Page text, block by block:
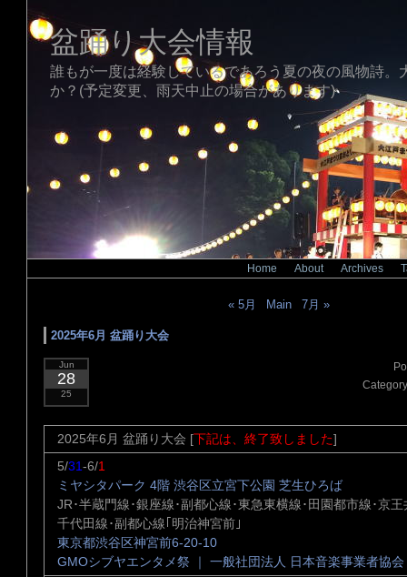
盆踊り大会情報
誰もが一度は経験しているであろう夏の夜の風物詩
か？(予定変更、雨天中止の場合があります)
Home About Archives
« 5月 Main| 7月 »
2025年6月 盆踊り大会
Jun
28
25
2025年6月 盆踊り大会 [下記は、終了致しました]
5/31-6/1
ミヤシタパーク 4階 渋谷区立宮下公園 芝生ひろば
JR･半蔵門線･銀座線･副都心線･東急東横線･田園都市線･京
千代田線･副都心線｢明治神宮前｣
東京都渋谷区神宮前6-20-10
GMOシブヤエンタメ祭 ｜ 一般社団法人 日本音楽事業者協会